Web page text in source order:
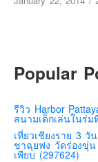
สาธารณรัฐเช็ก
เบลเยี่ยม
โปรตุเกส
สเปน
โครเอเชีย
Popular
รีวิว Harbor
สนามเด็กเล่นในร่
เที่ยวเชียงราย 3
ชาฉุยฟง วัดร่องขุ่
เพียบ (297624)